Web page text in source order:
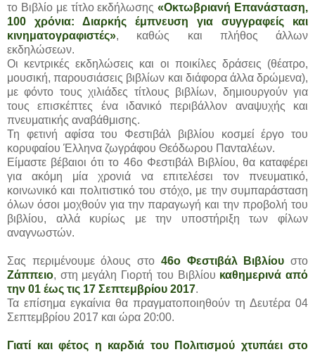
το Βιβλίο με τίτλο εκδήλωσης«Οκτωβριανή Επανάσταση,
100 χρόνια: Διαρκής έμπνευση για συγγραφείς και
κινηματογραφιστές», καθώς και πλήθος άλλων
εκδηλώσεων.
Οι κεντρικές εκδηλώσεις και οι ποικίλες δράσεις (θέατρο,
μουσική, παρουσιάσεις βιβλίων και διάφορα άλλα δρώμενα),
με φόντο τους χιλιάδες τίτλους βιβλίων, δημιουργούν για
τους επισκέπτες ένα ιδανικό περιβάλλον αναψυχής και
πνευματικής αναβάθμισης.
Τη φετινή αφίσα του Φεστιβάλ βιβλίου κοσμεί έργο του
κορυφαίου Έλληνα ζωγράφου Θεόδωρου Πανταλέων.
Είμαστε βέβαιοι ότι το 46ο Φεστιβάλ Βιβλίου, θα καταφέρει
για ακόμη μία χρονιά να επιτελέσει τον πνευματικό,
κοινωνικό και πολιτιστικό του στόχο, με την συμπαράσταση
όλων όσοι μοχθούν για την παραγωγή και την προβολή του
βιβλίου, αλλά κυρίως με την υποστήριξη των φίλων
αναγνωστών.
Σας περιμένουμε όλους στο 46ο Φεστιβάλ Βιβλίου στο
Ζάππειο, στη μεγάλη Γιορτή του Βιβλίου καθημερινά από
την 01 έως τις 17 Σεπτεμβρίου 2017.
Τα επίσημα εγκαίνια θα πραγματοποιηθούν τη Δευτέρα 04
Σεπτεμβρίου 2017 και ώρα 20:00.
Γιατί και φέτος η καρδιά του Πολιτισμού χτυπάει στο